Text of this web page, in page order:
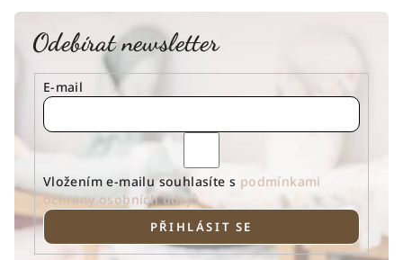
Odebírat newsletter
E-mail
Vložením e-mailu souhlasíte s podmínkami
ochrany osobních údajů
PŘIHLÁSIT SE